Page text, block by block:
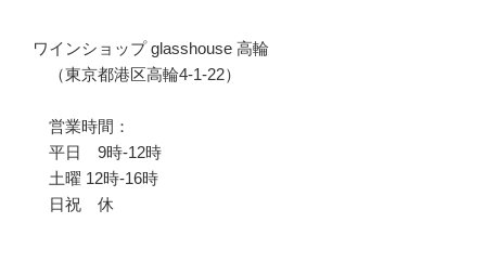
ワインショップ glasshouse 高輪
（東京都港区高輪4-1-22）
営業時間：
平日 9時-12時
土曜 12時-16時
日祝 休